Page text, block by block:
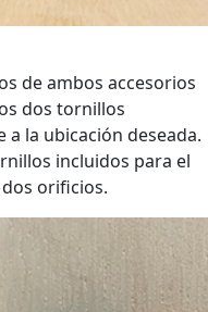
de ambos accesorios
dos tornillos
la ubicación deseada.
incluidos para el
orificios.